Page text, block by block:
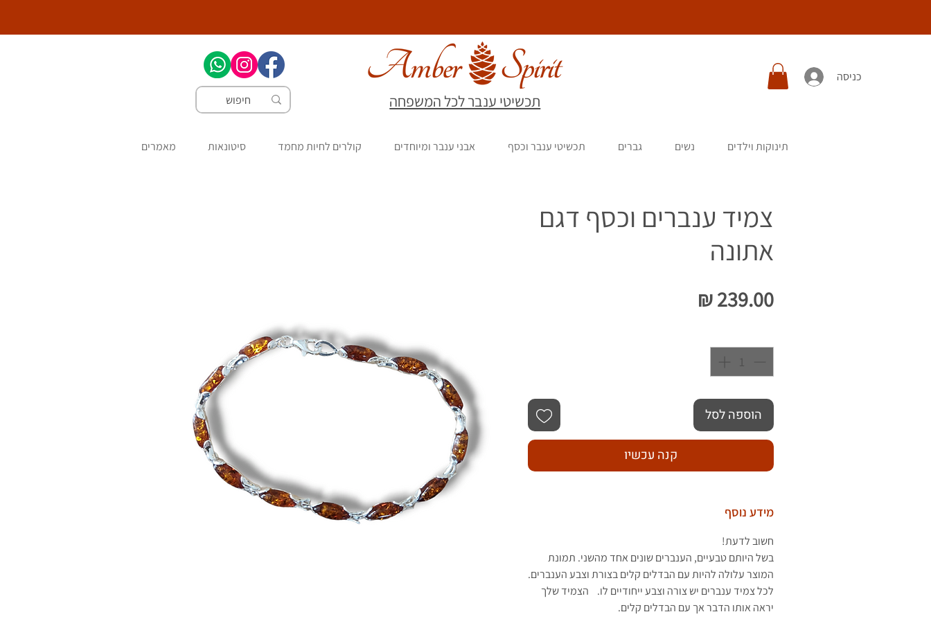
תכשיטי ענבר לכל המשפחה
כניסה
תינוקות וילדים נשים גברים תכשיטי ענבר וכסף אבני ענבר ומיוחדים קולרים לחיות מחמד סיטונאות מאמרים
צמיד ענברים וכסף דגם
אתונה
הוספה לסל
קנה עכשיו
מידע נוסף
חשוב לדעת!
בשל היותם טבעיים, הענברים שונים אחד מהשני. תמונת
המוצר עלולה להיות עם הבדלים קלים בצורת וצבע הענברים.
לכל צמיד ענברים יש צורה וצבע ייחודיים לו. הצמיד שלך
יראה אותו הדבר אך עם הבדלים קלים.